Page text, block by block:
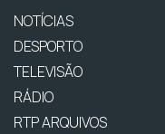
NOTÍCIAS
DESPORTO
TELEVISÃO
RÁDIO
RTP ARQUIVOS